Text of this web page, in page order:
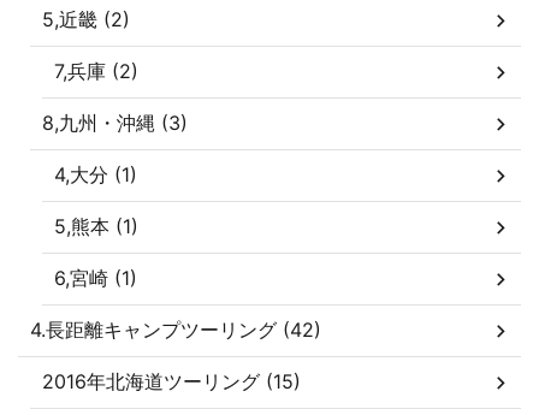
5,近畿 (2)
7,兵庫 (2)
8,九州・沖縄 (3)
4,大分 (1)
5,熊本 (1)
6,宮崎 (1)
4.長距離キャンプツーリング (42)
2016年北海道ツーリング (15)